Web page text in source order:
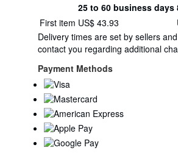
Shipping
rates
from
Germany
to
U.S.A.
Order
quantity
25 to 60 business days
First item US$ 43.93
Delivery times are set by sellers
contact you regarding additional
Payment Methods